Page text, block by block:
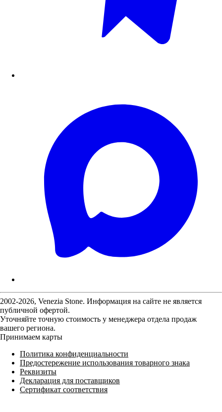
2002-2026, Venezia Stone. Информация на сайте не является
публичной офертой.
Уточняйте точную стоимость у менеджера отдела продаж
вашего региона.
Принимаем карты
Политика конфиденциальности
Предостережение использования товарного знака
Реквизиты
Декларация для поставщиков
Сертификат соответствия